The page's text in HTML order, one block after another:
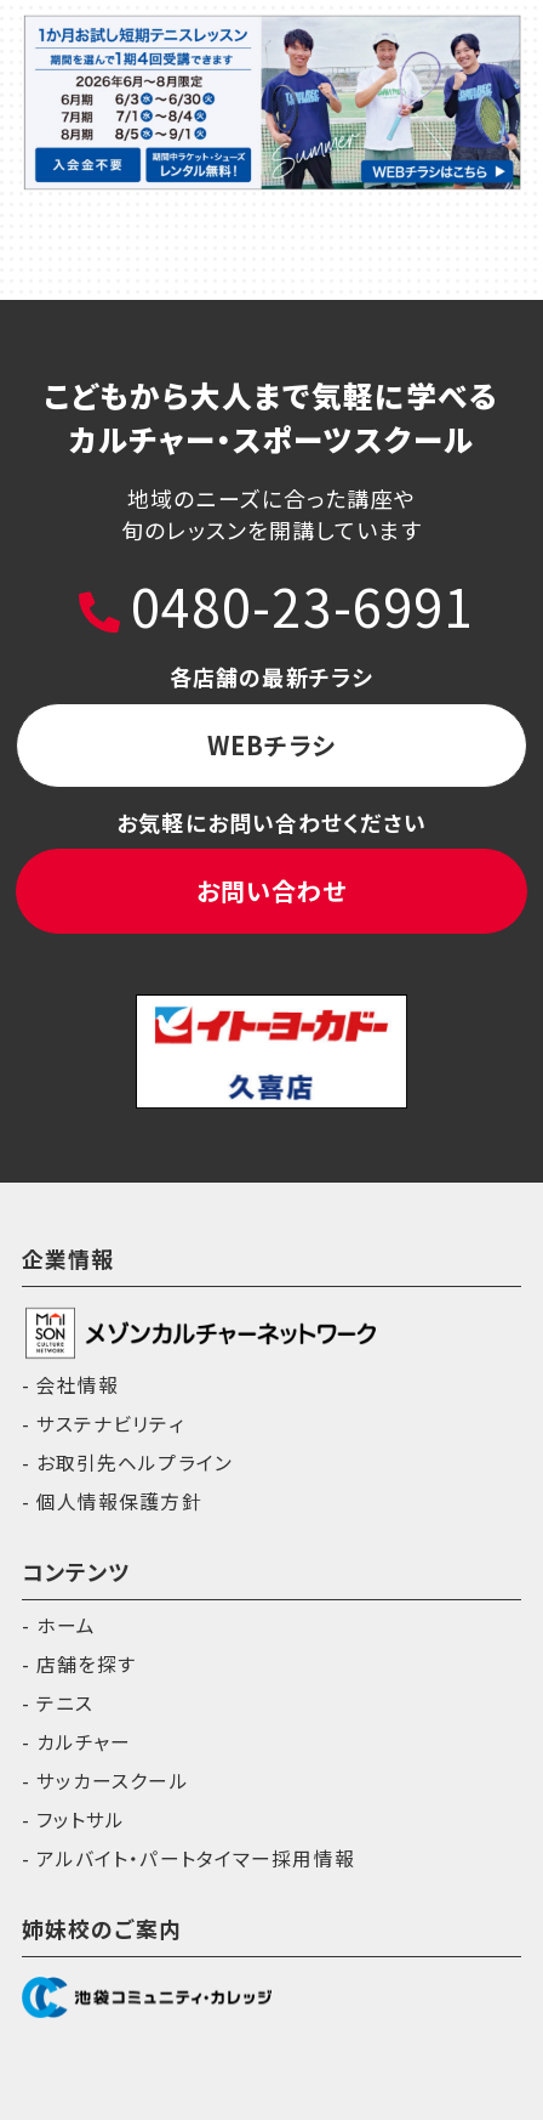
こどもから大人まで気軽に学べる
カルチャー・スポーツスクール
地域のニーズに合った講座や
旬のレッスンを開講しています
0480-23-6991
各店舗の最新チラシ
WEBチラシ
お気軽にお問い合わせください
お問い合わせ
企業情報
会社情報
サステナビリティ
お取引先ヘルプライン
個人情報保護方針
コンテンツ
ホーム
店舗を探す
テニス
カルチャー
サッカースクール
フットサル
アルバイト・パートタイマー採用情報
姉妹校のご案内